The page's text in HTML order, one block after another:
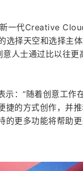
一代Creative
择天空和选择主
人士通过比以往更
：“随着创意工作
的方式创作，并推
更多功能将帮助